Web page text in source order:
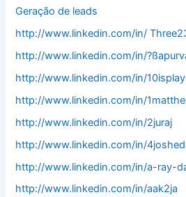
Geração de leads
http://www.linkedin.com/in/
http://www.linkedin.com/in/
http://www.linkedin.com/in/
http://www.linkedin.com/in/
http://www.linkedin.com/in/2juraj
http://www.linkedin.com/in/
http://www.linkedin.com/in/a-ray-
http://www.linkedin.com/in/aak2ja